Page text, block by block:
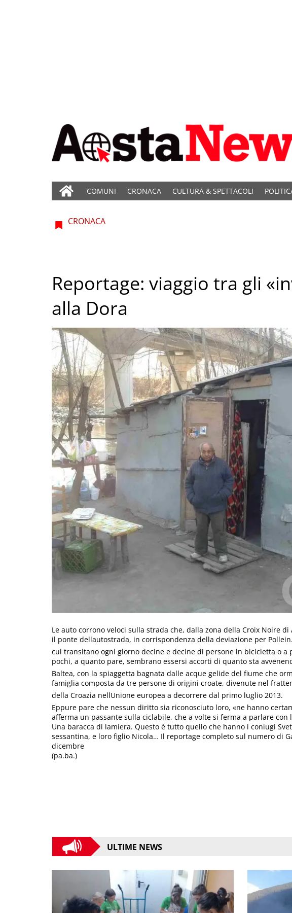
COMUNI CRONACA CULTURA & SPETTACOLI
CRONACA
Reportage: viaggio tra gli
alla Dora
Le auto corrono veloci sulla strada che, dalla zona della Croix Noire
il ponte dellautostrada, in corrispondenza della deviazione per
cui transitano ogni giorno decine e decine di persone in bicicletta o a
pochi, a quanto pare, sembrano essersi accorti di quanto sta
Baltea, con la spiaggetta bagnata dalle acque gelide del fiume che
famiglia composta da tre persone di origini croate, divenute nel
della Croazia nellUnione europea a decorrere dal primo luglio 2013.
Eppure pare che nessun diritto sia riconosciuto loro, «ne hanno
afferma un passante sulla ciclabile, che a volte si ferma a parlare con
Una baracca di lamiera. Questo è tutto quello che hanno i coniugi
sessantina, e loro figlio Nicola… Il reportage completo sul numero di
dicembre
(pa.ba.)
ULTIME NEWS